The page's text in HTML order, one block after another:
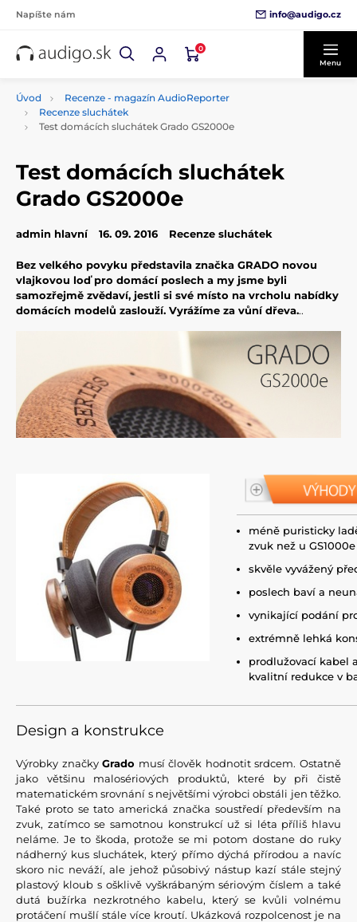
Napíšte nám info@audigo.cz
0
Menu
Úvod
Recenze - magazín AudioReporter
Recenze sluchátek
Test domácích sluchátek Grado GS2000e
Test domácích sluchátek
Grado GS2000e
admin hlavní 16. 09. 2016 Recenze sluchátek
Bez velkého povyku představila značka GRADO novou
vlajkovou loď pro domácí poslech a my jsme byli
samozřejmě zvědaví, jestli si své místo na vrcholu nabídky
domácích modelů zaslouží. Vyrážíme za vůní dřeva...
méně puristicky
zvuk než u GS1000e
skvěle vyvážený
poslech baví a
vynikající podání
extrémně lehká
prodlužovací kabel
kvalitní redukce v
Design a konstrukce
Výrobky značkyGrado musí člověk hodnotit srdcem. Ostatně
jako většinu malosériových produktů, které by při čistě
matematickém srovnání s největšími výrobci obstáli jen těžko.
Také proto se tato americká značka soustředí především na
zvuk, zatímco se samotnou konstrukcí už si léta příliš hlavu
neláme. Je to škoda, protože se mi potom dostane do ruky
nádherný kus sluchátek, který přímo dýchá přírodou a navíc
skoro nic neváží, ale jehož působivý nástup kazí stále stejný
plastový kloub s ošklivě vyškrábaným sériovým číslem a také
dutá bužírka nezkrotného kabelu, který se kvůli volnému
protáčení mušlí stále více kroutí. Ukázková rozpolcenost je na